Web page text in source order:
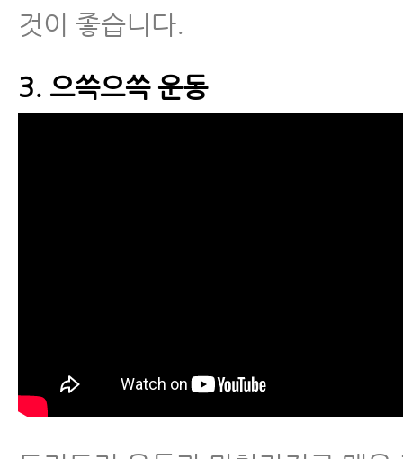
것이 좋습니다.
3. 으쓱으쓱 운동